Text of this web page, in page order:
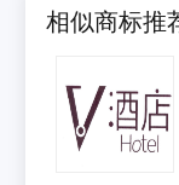
相似商标推